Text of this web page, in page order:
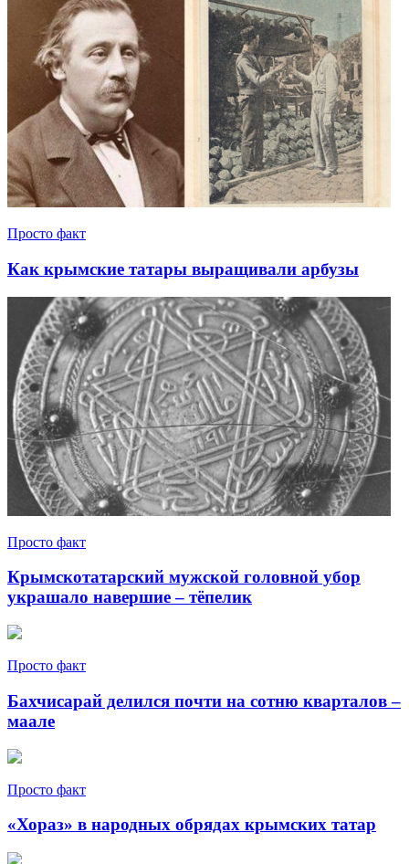
Просто факт
Как крымские татары выращивали арбузы
Просто факт
Крымскотатарский мужской головной убор
украшало навершие – тёпелик
Просто факт
Бахчисарай делился почти на сотню кварталов –
маале
Просто факт
«Хораз» в народных обрядах крымских татар